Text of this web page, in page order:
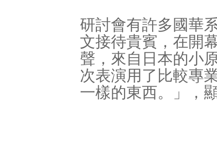
研討會有許多國華
文接待貴賓，在開
聲，來自日本的小
次表演用了比較專
一樣的東西。」，